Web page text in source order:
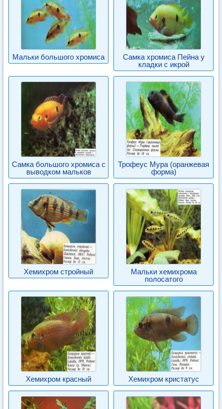
Мальки большого хромиса
Самка хромиса Пейна у
кладки с икрой
Самка большого хромиса с
выводком мальков
Трофеус Мура (оранжевая
форма)
Хемихром стройный
Мальки хемихрома
полосатого
Хемихром красный Хемихром кристатус